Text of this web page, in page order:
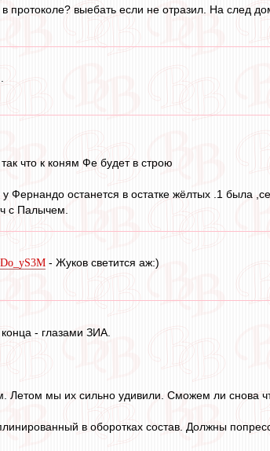
протоколе? выебать если не отразил. На след
что к коням Фе будет в строю
Фернандо останется в остатке жёлтых .1 была
с Палычем.
- Жуков светится аж:)
- глазами ЗИА.
Летом мы их сильно удивили. Сможем ли снова
в оборотках состав. Должны